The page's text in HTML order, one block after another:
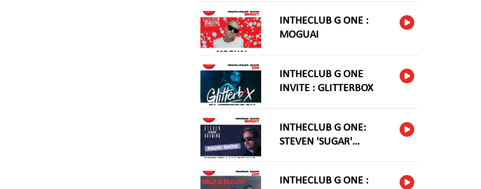
INTHECLUB G ONE :
MOGUAI
INTHECLUB G ONE
INVITE : GLITTERBOX
INTHECLUB G ONE:
STEVEN 'SUGAR'
INTHECLUB G ONE :